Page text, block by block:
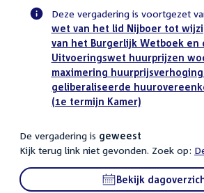
Voortgangsstatus
plenaire
activiteit
Deze vergadering is voortgezet
wet van het lid Nijboer tot
van het Burgerlijk Wetboek en
Uitvoeringswet huurprijzen
maximering
geliberaliseerde
(1e termijn Kamer)
De vergadering is geweest
Kijk terug link niet gevonden. Zoek op:
Bekijk